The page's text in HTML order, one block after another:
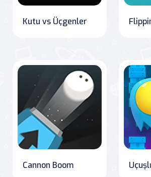
Kutu vs Üçgenler
Cannon Boom